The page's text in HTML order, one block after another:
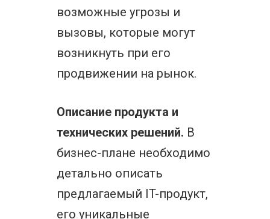
возможные угрозы и
вызовы, которые могут
возникнуть при его
продвижении на рынок.
Описание продукта и
технических решений. В
бизнес-плане необходимо
детально описать
предлагаемый IT-продукт,
его уникальные